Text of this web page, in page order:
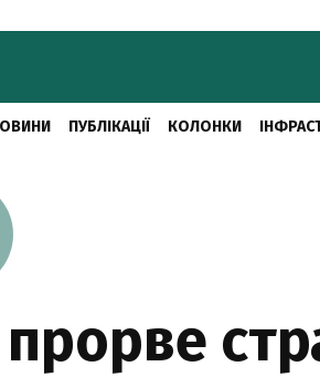
ПУБЛІКАЦІЇ КОЛОНКИ